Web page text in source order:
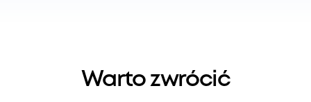
Warto zwrócić